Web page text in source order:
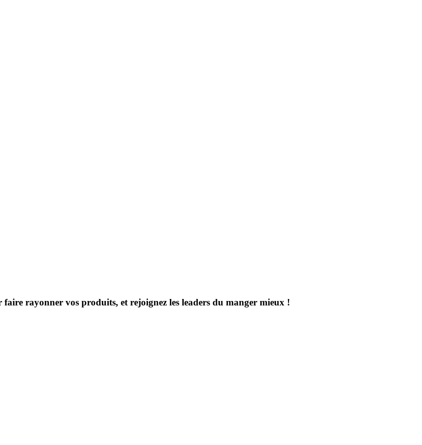
faire rayonner vos produits, et rejoignez les leaders du manger mieux !